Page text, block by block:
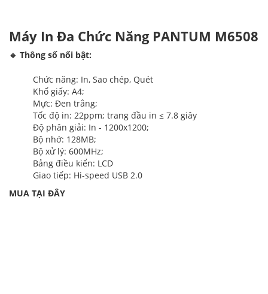
Máy In Đa Chức Năng PANTUM M6508
🔹 Thông số nổi bật:
Chức năng: In, Sao chép, Quét
Khổ giấy: A4;
Mực: Đen trắng;
Tốc độ in: 22ppm; trang đầu in ≤ 7.8 giây
Độ phân giải: In - 1200x1200;
Bộ nhớ: 128MB;
Bộ xử lý: 600MHz;
Bảng điều kiển: LCD
Giao tiếp: Hi-speed USB 2.0
MUA TẠI ĐÂY